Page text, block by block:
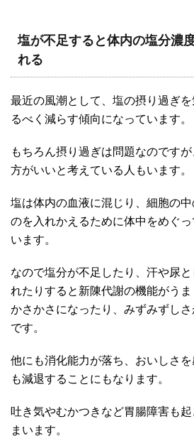
塩が不足すると体内の塩分濃
れる
最近の風潮として、塩の摂り過ぎ
るべく減らす傾向になっています。
もちろん摂り過ぎは問題なのです
方がいいと考えている人もいます。
塩は体内の血液に混じり、細胞の
のを入れかえるために体中をめぐ
います。
なので塩分が不足したり、汗や尿
れたりすると新陳代謝の機能がう
かさかさになったり、みずみずし
です。
他にも消化能力が落ち、おいしさ
も減退することにもなります。
吐き気やむかつきなど胃腸障害も
まいます。